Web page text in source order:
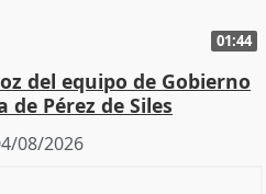
01:44
del equipo de Gobierno
Pérez de Siles
08/2026